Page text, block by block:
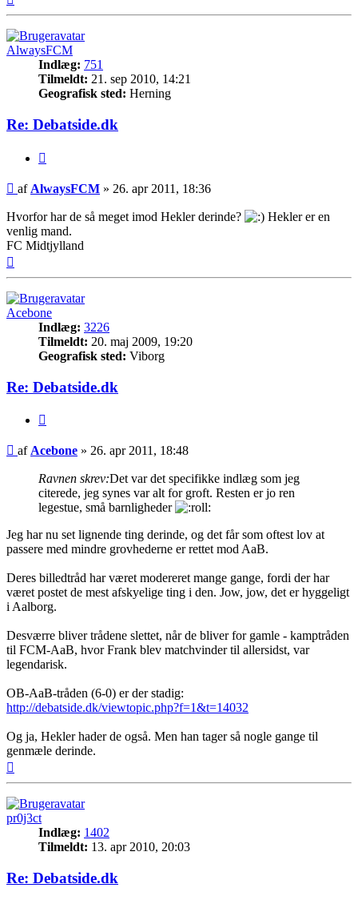
AlwaysFCM
Indlæg: 751
Tilmeldt: 21. sep 2010, 14:21
Geografisk sted: Herning
Re: Debatside.dk
Indlæg
af AlwaysFCM » 26. apr 2011, 18:36
Hvorfor har de så meget imod Hekler derinde?
Hekler er en
venlig mand.
FC Midtjylland
Acebone
Indlæg: 3226
Tilmeldt: 20. maj 2009, 19:20
Geografisk sted: Viborg
Re: Debatside.dk
Indlæg
af Acebone » 26. apr 2011, 18:48
Ravnen skrev:Det var det specifikke indlæg som jeg
citerede, jeg synes var alt for groft. Resten er jo ren
legestue, små barnligheder
Jeg har nu set lignende ting derinde, og det får som oftest lov at
passere med mindre grovhederne er rettet mod AaB.
Deres billedtråd har været modereret mange gange, fordi der har
været postet de mest afskyelige ting i den. Jow, jow, det er hyggeligt
i Aalborg.
Desværre bliver trådene slettet, når de bliver for gamle - kamptråden
til FCM-AaB, hvor Frank blev matchvinder til allersidst, var
legendarisk.
OB-AaB-tråden (6-0) er der stadig:
http://debatside.dk/viewtopic.php?f=1&t=14032
Og ja, Hekler hader de også. Men han tager så nogle gange til
genmæle derinde.
pr0j3ct
Indlæg: 1402
Tilmeldt: 13. apr 2010, 20:03
Re: Debatside.dk